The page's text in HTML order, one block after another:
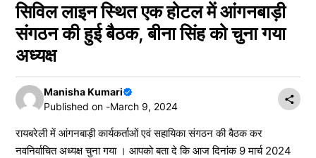
सिविल लाइन स्थित एक होटल में आंगनबाड़ी
संगठन की हुई बैठक, बीना सिंह को चुना गया
अध्यक्ष
Manisha Kumari
Published on -March 9, 2024
रायबरेली में आंगनबाड़ी कार्यकर्ताओं एवं सहायिका संगठन की बैठक कर
नवनिर्वाचित अध्यक्ष चुना गया । आपको बता दे कि आज दिनांक 9 मार्च 2024